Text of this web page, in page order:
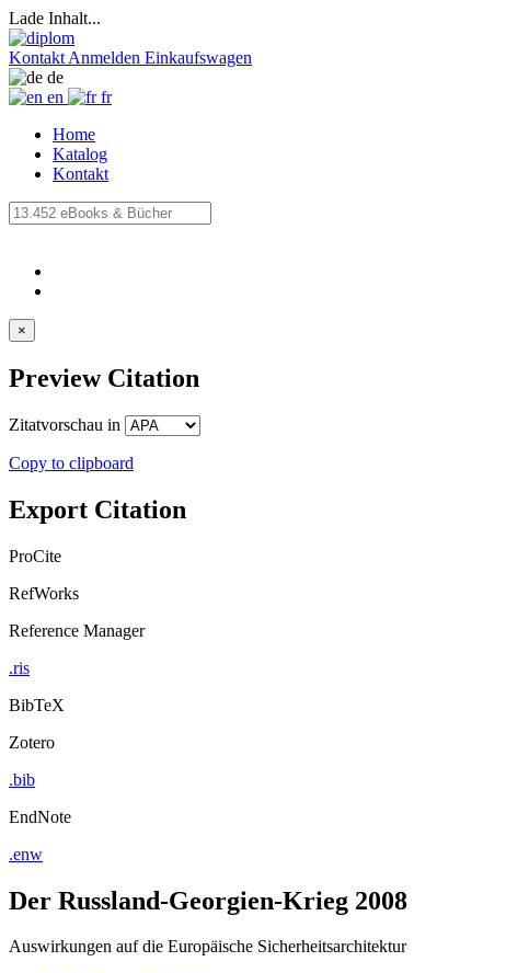
Lade Inhalt...
Kontakt Anmelden Einkaufswagen
de
en
fr
Home
Katalog
Kontakt
×
Preview Citation
Zitatvorschau in
Copy to clipboard
Export Citation
ProCite
RefWorks
Reference Manager
.ris
BibTeX
Zotero
.bib
EndNote
.enw
Der Russland-Georgien-Krieg 2008
Auswirkungen auf die Europäische Sicherheitsarchitektur